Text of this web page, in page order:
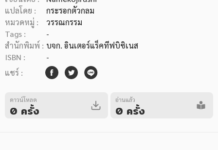
หมวดหมู่หนังสือ
หมวดหมู่ยอดนิยม
หนังสือออกใหม่ หนังสือยอดนิยม หนังสือเช่า
แปลโดย :
กระรอกตัวกลม
หมวดหมู่ :
วรรณกรรม
Tags :
-
สำนักพิมพ์ : บจก. อินเตอร์แร็คทีฟบิซิเนส
ISBN :
-
แชร์ :
ดาวน์โหลด
0 ครั้ง
อ่านแล้ว
0 ครั้ง